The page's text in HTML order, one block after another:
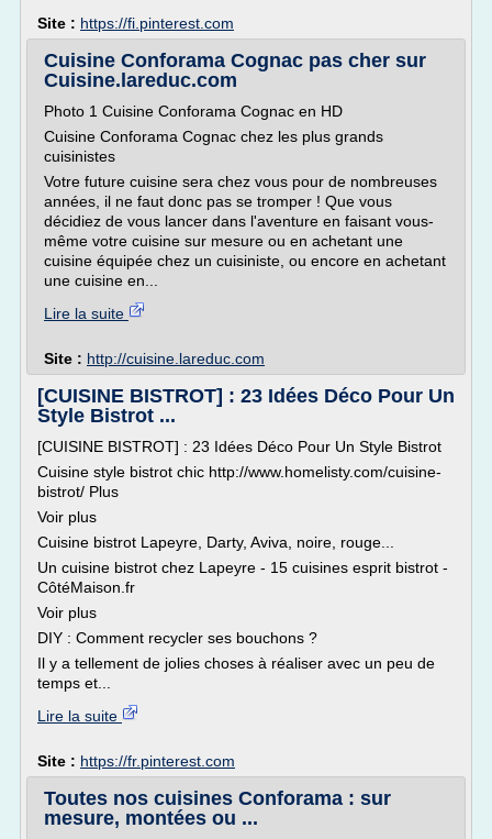
Site : https://fi.pinterest.com
Cuisine Conforama Cognac pas cher sur
Cuisine.lareduc.com
Photo 1 Cuisine Conforama Cognac en HD
Cuisine Conforama Cognac chez les plus grands
cuisinistes
Votre future cuisine sera chez vous pour de nombreuses
années, il ne faut donc pas se tromper ! Que vous
décidiez de vous lancer dans l'aventure en faisant vous-
même votre cuisine sur mesure ou en achetant une
cuisine équipée chez un cuisiniste, ou encore en achetant
une cuisine en...
Lire la suite
Site : http://cuisine.lareduc.com
[CUISINE BISTROT] : 23 Idées Déco Pour Un
Style Bistrot ...
[CUISINE BISTROT] : 23 Idées Déco Pour Un Style Bistrot
Cuisine style bistrot chic http://www.homelisty.com/cuisine-
bistrot/ Plus
Voir plus
Cuisine bistrot Lapeyre, Darty, Aviva, noire, rouge...
Un cuisine bistrot chez Lapeyre - 15 cuisines esprit bistrot -
CôtéMaison.fr
Voir plus
DIY : Comment recycler ses bouchons ?
Il y a tellement de jolies choses à réaliser avec un peu de
temps et...
Lire la suite
Site : https://fr.pinterest.com
Toutes nos cuisines Conforama : sur
mesure, montées ou ...